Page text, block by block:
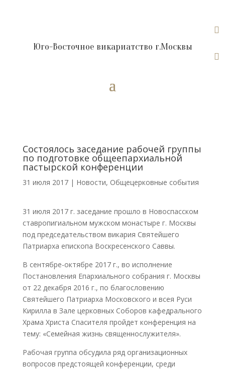


Юго-Восточное викариатство г.Москвы
Состоялось заседание рабочей группы
по подготовке общеепархиальной
пастырской конференции
31 июля 2017| Новости, Общецерковные события
31 июля 2017 г. заседание прошло в Новоспасском
ставропигиальном мужском монастыре г. Москвы
под председательством викария Святейшего
Патриарха епископа Воскресенского Саввы.
В сентябре-октябре 2017 г., во исполнение
Постановления Епархиального собрания г. Москвы
от 22 декабря 2016 г., по благословению
Святейшего Патриарха Московского и всея Руси
Кирилла в Зале церковных Соборов кафедрального
Храма Христа Спасителя пройдет конференция на
тему: «Семейная жизнь священнослужителя».
Рабочая группа обсудила ряд организационных
вопросов предстоящей конференции, среди